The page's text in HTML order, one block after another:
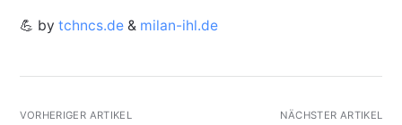
💪 by tchncs.de& milan-ihl.de
VORHERIGER ARTIKEL NÄCHSTER ARTIKEL